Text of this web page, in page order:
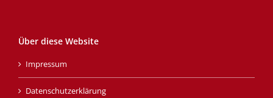
Über diese Website
Impressum
Datenschutzerklärung